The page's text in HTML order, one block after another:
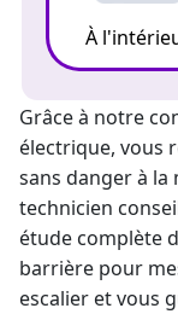
À
Grâce à notre
électrique, vous
sans danger à
technicien
étude complète
barrière pour
escalier et vous